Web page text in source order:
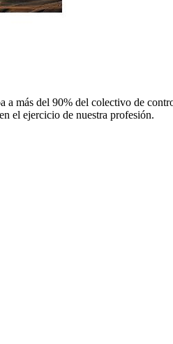
más del 90% del colectivo de
el ejercicio de nuestra profesión.